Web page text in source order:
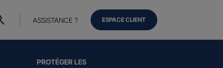
PROTÉGER LES
ASSISTANCE ? ESPACE CLIENT